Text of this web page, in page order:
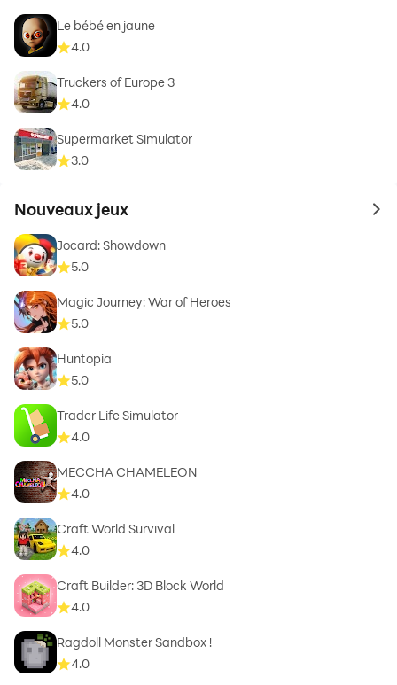
Le bébé en jaune
4.0
Truckers of Europe 3
4.0
Supermarket Simulator
3.0
Nouveaux jeux to
Jocard: Showdown
5.0
Magic Journey: War of Heroes
5.0
Huntopia
5.0
Trader Life Simulator
4.0
MECCHA CHAMELEON
4.0
Craft World Survival
4.0
Craft Builder: 3D Block World
4.0
Ragdoll Monster Sandbox !
4.0